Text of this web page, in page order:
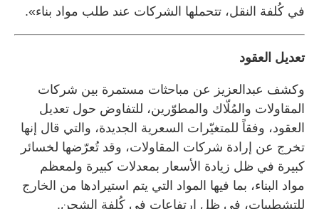
في كُلفة النقل، تتحملها الشركات عند طلب مواد بناء».
تعديل العقود
وكشف عبدالعزيز عن مباحثات مستمرة بين شركات
المقاولات والمُلّاك والمطوّرين، للتفاوض حول تعديل
العقود، وفقاً للمتغيّرات السعرية الجديدة، والتي قال إنها
تخرج عن إرادة شركات المقاولات، وقد تُعرّضها لخسائر
كبيرة في ظل زيادة الأسعار بمعدلات كبيرة ولمعظم
مواد البناء، بما فيها المواد التي يتم استيرادها من الخارج
للتشطيبات، في ظل ارتفاعات في كُلفة الشحن.